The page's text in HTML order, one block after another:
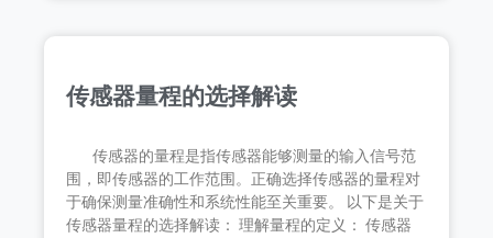
传感器量程的选择解读
传感器的量程是指传感器能够测量的输入信号范
围，即传感器的工作范围。正确选择传感器的量程对
于确保测量准确性和系统性能至关重要。 以下是关于
传感器量程的选择解读： 理解量程的定义： 传感器